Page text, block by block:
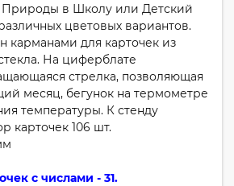
Природы в Школу или Детский
цветовых вариантов.
карманами для карточек из
На циферблате
стрелка, позволяющая
месяц, бегунок на термометре
температуры. К стенду
карточек 106 шт.
с числами - 31.